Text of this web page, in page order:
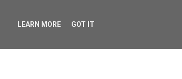
LEARN MORE GOT IT